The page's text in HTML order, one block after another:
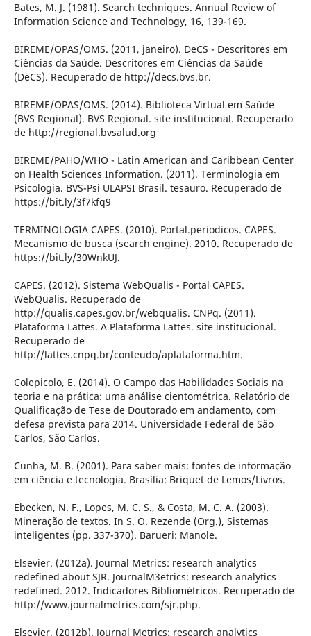
Bates, M. J. (1981). Search techniques. Annual Review of
Information Science and Technology, 16, 139-169.
BIREME/OPAS/OMS. (2011, janeiro). DeCS - Descritores em
Ciências da Saúde. Descritores em Ciências da Saúde
(DeCS). Recuperado de http://decs.bvs.br.
BIREME/OPAS/OMS. (2014). Biblioteca Virtual em Saúde
(BVS Regional). BVS Regional. site institucional. Recuperado
de http://regional.bvsalud.org
BIREME/PAHO/WHO - Latin American and Caribbean Center
on Health Sciences Information. (2011). Terminologia em
Psicologia. BVS-Psi ULAPSI Brasil. tesauro. Recuperado de
https://bit.ly/3f7kfq9
TERMINOLOGIA CAPES. (2010). Portal.periodicos. CAPES.
Mecanismo de busca (search engine). 2010. Recuperado de
https://bit.ly/30WnkUJ.
CAPES. (2012). Sistema WebQualis - Portal CAPES.
WebQualis. Recuperado de
http://qualis.capes.gov.br/webqualis. CNPq. (2011).
Plataforma Lattes. A Plataforma Lattes. site institucional.
Recuperado de
http://lattes.cnpq.br/conteudo/aplataforma.htm.
Colepicolo, E. (2014). O Campo das Habilidades Sociais na
teoria e na prática: uma análise cientométrica. Relatório de
Qualificação de Tese de Doutorado em andamento, com
defesa prevista para 2014. Universidade Federal de São
Carlos, São Carlos.
Cunha, M. B. (2001). Para saber mais: fontes de informação
em ciência e tecnologia. Brasília: Briquet de Lemos/Livros.
Ebecken, N. F., Lopes, M. C. S., & Costa, M. C. A. (2003).
Mineração de textos. In S. O. Rezende (Org.), Sistemas
inteligentes (pp. 337-370). Barueri: Manole.
Elsevier. (2012a). Journal Metrics: research analytics
redefined about SJR. JournalM3etrics: research analytics
redefined. 2012. Indicadores Bibliométricos. Recuperado de
http://www.journalmetrics.com/sjr.php.
Elsevier. (2012b). Journal Metrics: research analytics